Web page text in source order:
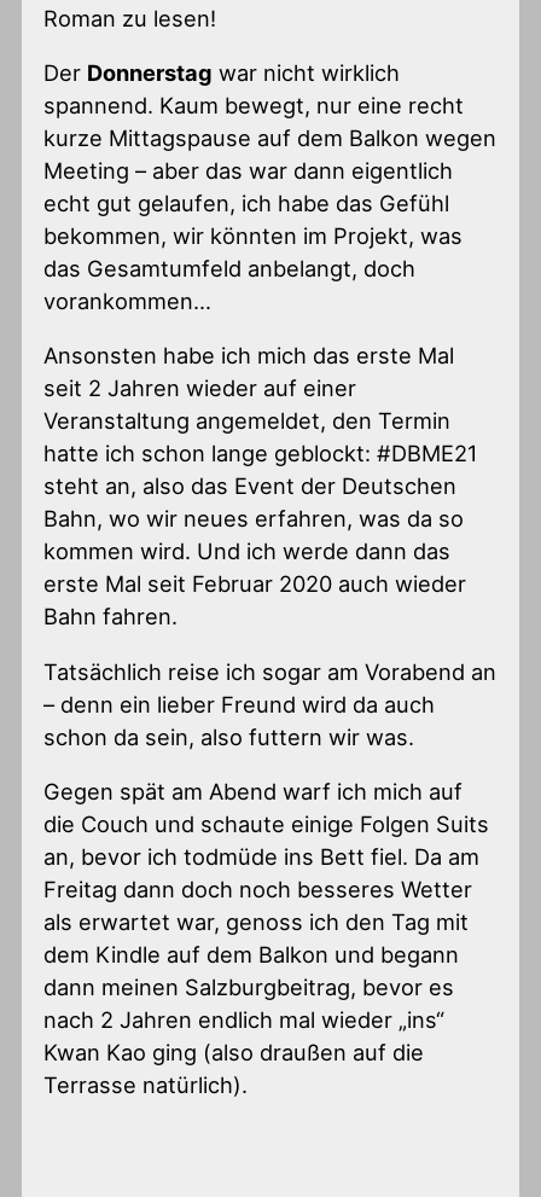
Roman zu lesen!
Der Donnerstag war nicht wirklich
spannend. Kaum bewegt, nur eine recht
kurze Mittagspause auf dem Balkon wegen
Meeting – aber das war dann eigentlich
echt gut gelaufen, ich habe das Gefühl
bekommen, wir könnten im Projekt, was
das Gesamtumfeld anbelangt, doch
vorankommen…
Ansonsten habe ich mich das erste Mal
seit 2 Jahren wieder auf einer
Veranstaltung angemeldet, den Termin
hatte ich schon lange geblockt: #DBME21
steht an, also das Event der Deutschen
Bahn, wo wir neues erfahren, was da so
kommen wird. Und ich werde dann das
erste Mal seit Februar 2020 auch wieder
Bahn fahren.
Tatsächlich reise ich sogar am Vorabend an
– denn ein lieber Freund wird da auch
schon da sein, also futtern wir was.
Gegen spät am Abend warf ich mich auf
die Couch und schaute einige Folgen Suits
an, bevor ich todmüde ins Bett fiel. Da am
Freitag dann doch noch besseres Wetter
als erwartet war, genoss ich den Tag mit
dem Kindle auf dem Balkon und begann
dann meinen Salzburgbeitrag, bevor es
nach 2 Jahren endlich mal wieder „ins“
Kwan Kao ging (also draußen auf die
Terrasse natürlich).